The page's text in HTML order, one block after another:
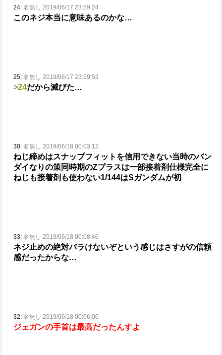
24: 名無し 2019/06/17 23:59:24
このネジ本当に意味あるのかな…
25: 名無し 2019/06/17 23:59:53
>24だから滅びた…
30: 名無し 2019/06/18 00:03:12
ねじ締めはスナップフィットを信用できない当時のバン
ダイなりの策同時期のZプラスは一部接着剤仕様完全に
ねじも接着剤も使わない1/144はSガンダムが初
33: 名無し 2019/06/18 00:08:46
ネジ止めの絶対バラけないぞという感じはさすがの信頼
感だったからな…
32: 名無し 2019/06/18 00:06:06
ジェガンの手首は最高だったんすよ